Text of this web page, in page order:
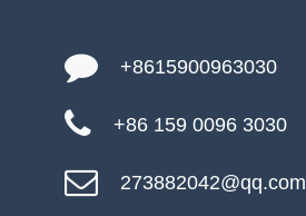
+8615900963030
+86 159 0096 3030
273882042@qq.com